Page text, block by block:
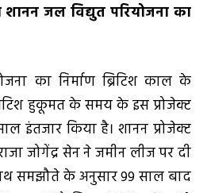
जल विद्युत परियोजना का
का निर्माण ब्रिटिश काल के
हुकूमत के समय के इस प्रोजेक्ट
इंतजार किया है। शानन प्रोजेक्ट
जोगेंद्र सेन ने जमीन लीज पर दी
समझौते के अनुसार 99 साल बाद